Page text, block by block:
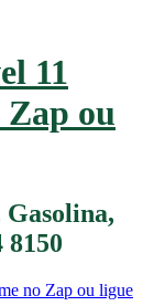
11
Zap ou